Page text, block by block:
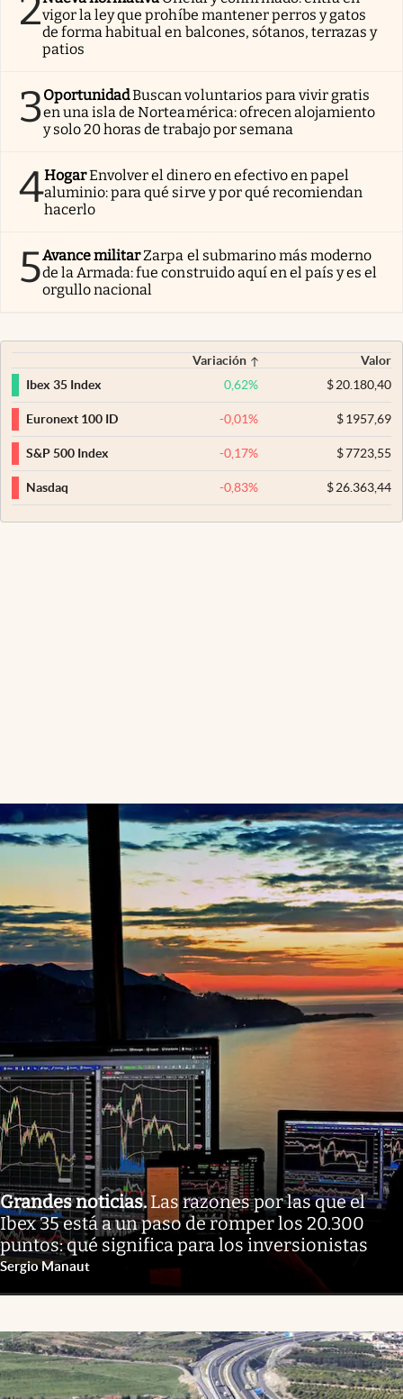
vigor la ley que prohíbe mantener perros y gatos
de forma habitual en balcones, sótanos, terrazas y
patios
3OportunidadBuscan voluntarios para vivir gratis
en una isla de Norteamérica: ofrecen alojamiento
y solo 20 horas de trabajo por semana
4HogarEnvolver el dinero en efectivo en papel
aluminio: para qué sirve y por qué recomiendan
hacerlo
5Avance militarZarpa el submarino más moderno
de la Armada: fue construido aquí en el país y es el
orgullo nacional
Variación
Valor
Ibex 35 Index
0,62% $20.180,40
Euronext 100 ID -0,01% $1957,69
S&P 500 Index -0,17% $7723,55
Nasdaq -0,83% $26.363,44
Grandes noticias.Las razones por las que el
Ibex 35 está a un paso de romper los 20.300
puntos: qué significa para los inversionistas
Sergio Manaut